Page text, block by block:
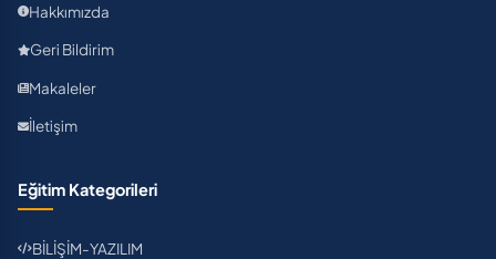
Hakkımızda
Geri Bildirim
Makaleler
İletişim
Eğitim Kategorileri
BİLİŞİM-YAZILIM